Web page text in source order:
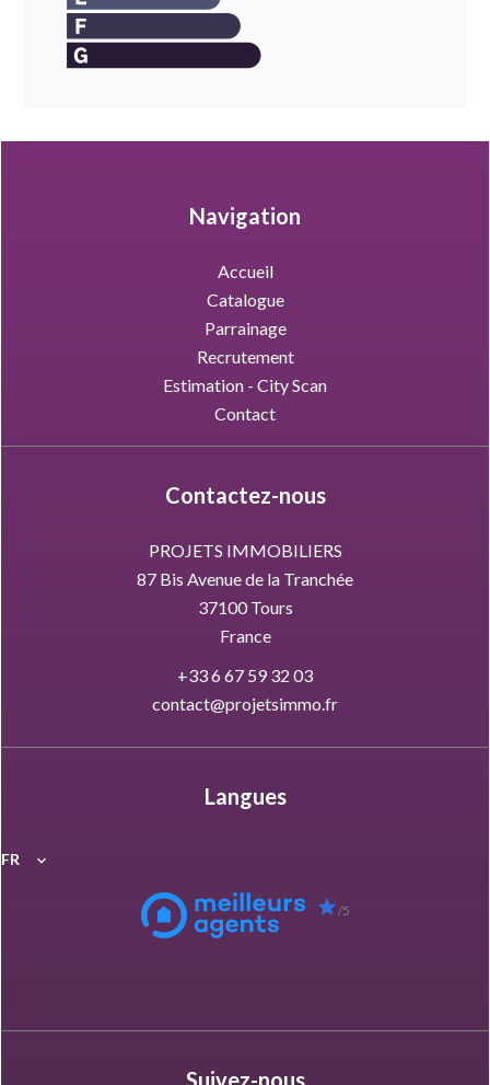
Navigation
Accueil
Catalogue
Parrainage
Recrutement
Estimation - City Scan
Contact
Contactez-nous
PROJETS IMMOBILIERS
87 Bis Avenue de la Tranchée
37100Tours
France
+33 6 67 59 32 03
contact@projetsimmo.fr
Langues
FR
/5
Suivez-nous